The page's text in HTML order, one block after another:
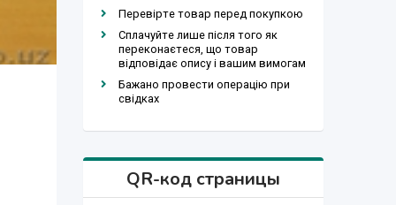
Перевірте товар перед покупкою
Сплачуйте лише після того як
переконаєтеся, що товар
відповідає опису і вашим вимогам
Бажано провести операцію при
свідках
QR-код страницы